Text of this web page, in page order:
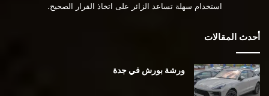
استخدام سهلة تساعد الزائر على اتخاذ القرار الصحيح.
أحدث المقالات
ورشة بورش في جدة